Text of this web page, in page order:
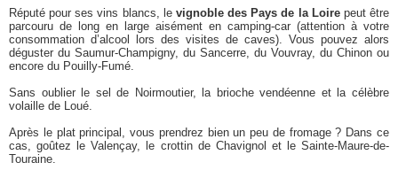
Réputé pour ses vins blancs, le vignoble des Pays de la Loirepeut être
parcouru de long en large aisément en camping-car (attention à votre
consommation d’alcool lors des visites de caves). Vous pouvez alors
déguster du Saumur-Champigny, du Sancerre, du Vouvray, du Chinon ou
encore du Pouilly-Fumé.
Sans oublier le sel de Noirmoutier, la brioche vendéenne et la célèbre
volaille de Loué.
Après le plat principal, vous prendrez bien un peu de fromage ? Dans ce
cas, goûtez le Valençay, le crottin de Chavignol et le Sainte-Maure-de-
Touraine.